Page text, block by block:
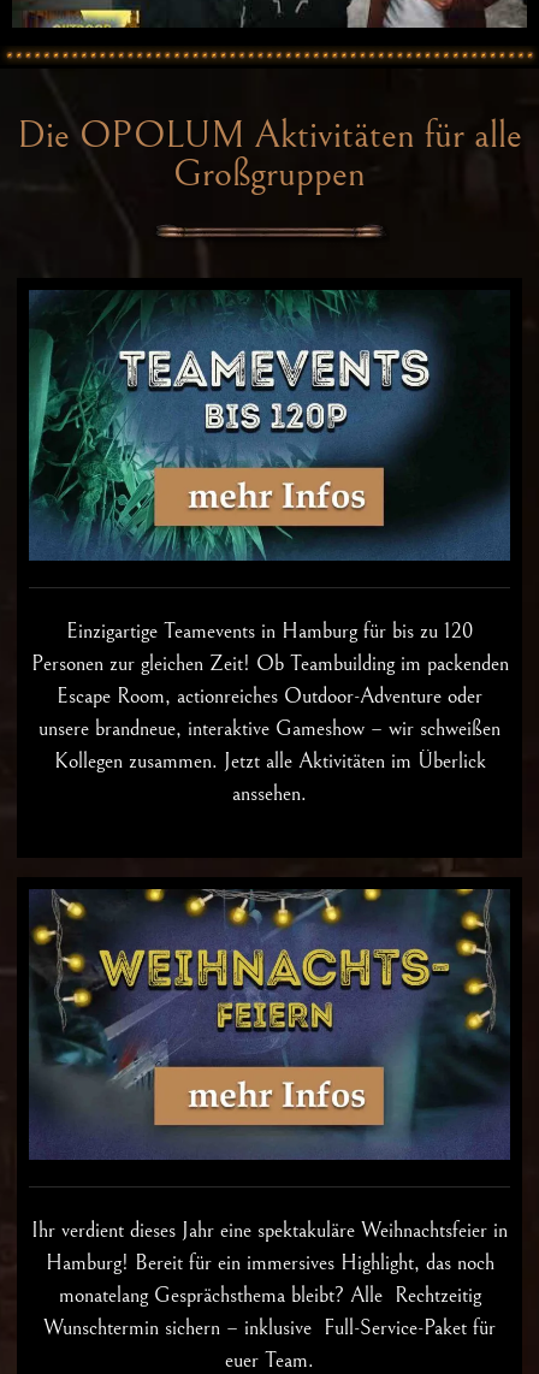
Die OPOLUM Aktivitäten für alle
Großgruppen
Einzigartige Teamevents in Hamburgfür bis zu 120
Personen zur gleichen Zeit! Ob Teambuilding im packenden
Escape Room, actionreiches Outdoor-Adventure oder
unsere brandneue, interaktive Gameshow – wir schweißen
Kollegen zusammen. Jetzt alle Aktivitäten im Überlick
anssehen.
Ihr verdient dieses Jahr eine spektakuläre Weihnachtsfeier in
Hamburg! Bereit für ein immersives Highlight, das noch
monatelang Gesprächsthema bleibt? Alle Rechtzeitig
Wunschtermin sichern – inklusive Full-Service-Paket für
euer Team.